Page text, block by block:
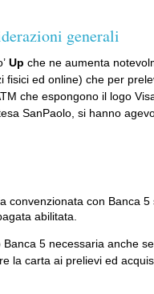
generali
Up che ne aumenta
ed online) che per
che espongono il logo
SanPaolo, si hanno
convenzionata con Banca 5
abilitata.
5 necessaria anche
la carta ai prelievi ed